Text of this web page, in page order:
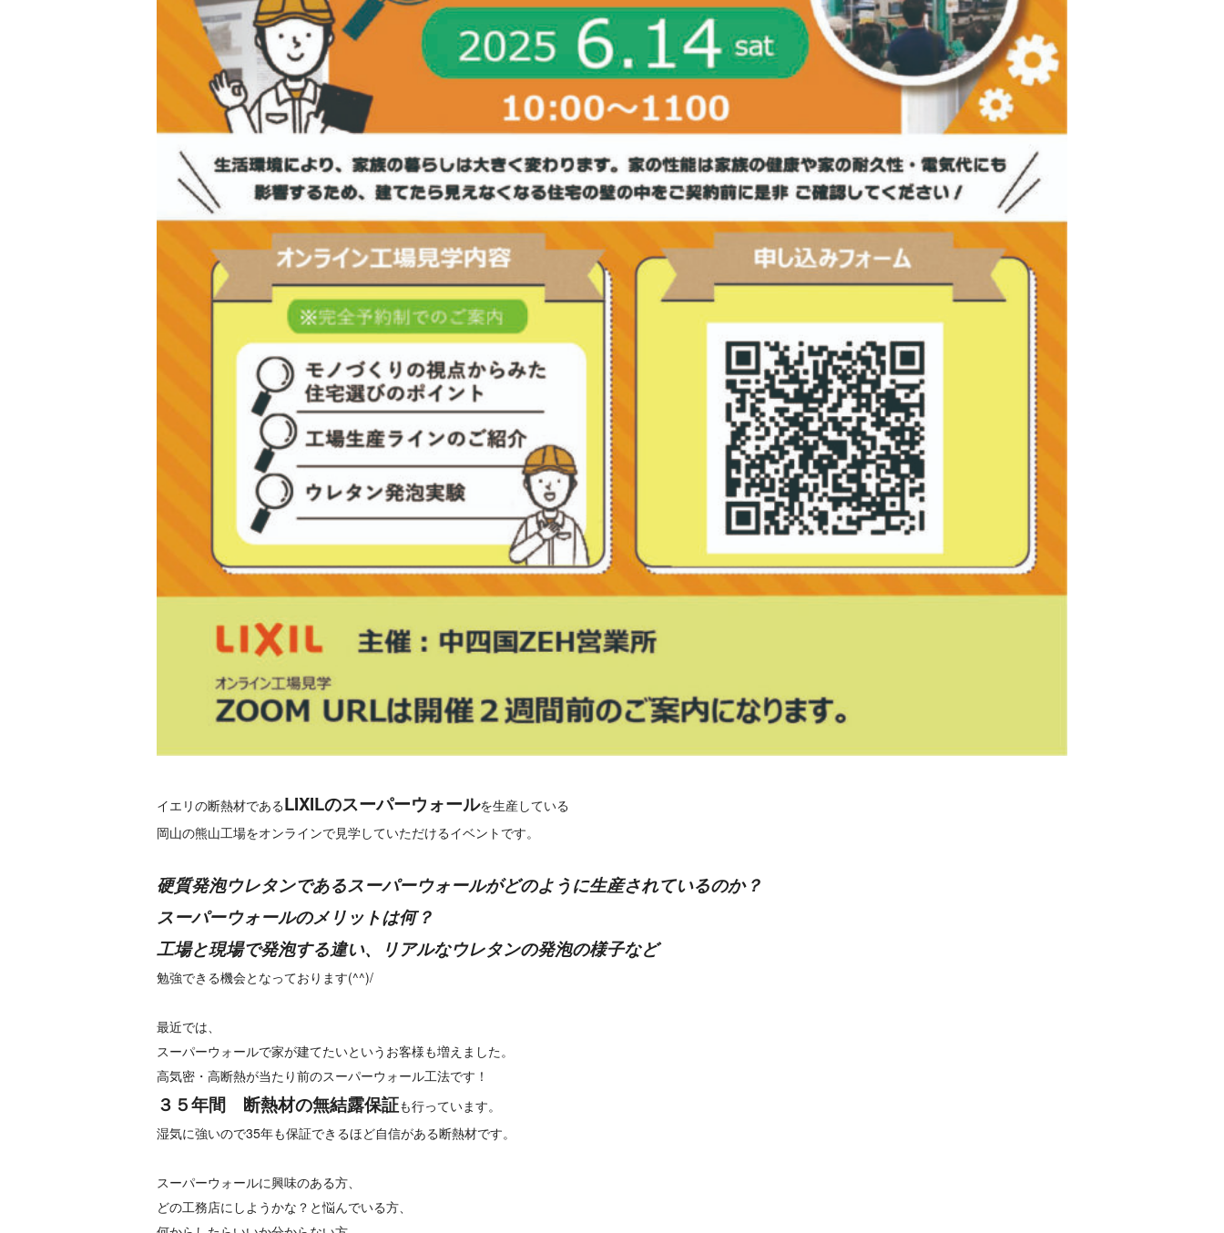
イエリの断熱材であるLIXILのスーパーウォールを生産している
岡山の熊山工場をオンラインで見学していただけるイベントです。
硬質発泡ウレタンであるスーパーウォールがどのように生産されているのか？
スーパーウォールのメリットは何？
工場と現場で発泡する違い、リアルなウレタンの発泡の様子など
勉強できる機会となっております(^^)/
最近では、
スーパーウォールで家が建てたいというお客様も増えました。
高気密・高断熱が当たり前のスーパーウォール工法です！
３５年間 断熱材の無結露保証も行っています。
湿気に強いので35年も保証できるほど自信がある断熱材です。
スーパーウォールに興味のある方、
どの工務店にしようかな？と悩んでいる方、